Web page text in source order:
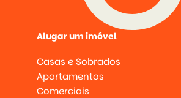
Alugar um imóvel
Casas e Sobrados
Apartamentos
Comerciais